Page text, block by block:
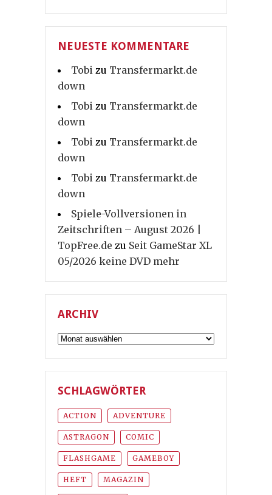
NEUESTE KOMMENTARE
Tobi zu Transfermarkt.de
down
Tobi zu Transfermarkt.de
down
Tobi zu Transfermarkt.de
down
Tobi zu Transfermarkt.de
down
Spiele-Vollversionen in
Zeitschriften – August 2026 |
TopFree.de zu Seit GameStar XL
05/2026 keine DVD mehr
ARCHIV
Archiv
SCHLAGWÖRTER
ACTION ADVENTURE
ASTRAGON COMIC
FLASHGAME GAMEBOY
HEFT MAGAZIN